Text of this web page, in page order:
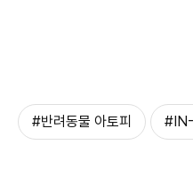
#반려동물 아토피